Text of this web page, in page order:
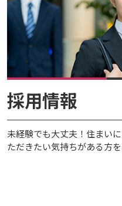
採用情報
未経験でも大丈夫！住まい
ただきたい気持ちがある方を